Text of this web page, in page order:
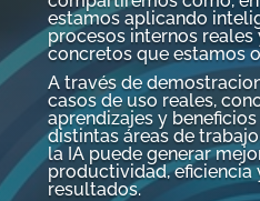
estamos aplicando
procesos internos
concretos que estamos
A través de
casos de uso reales,
aprendizajes y
distintas áreas de
la IA puede generar
productividad, eficiencia
resultados.